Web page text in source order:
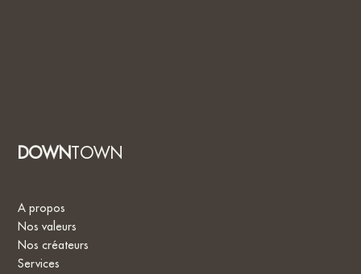
DOWNTOWN
A propos
Nos valeurs
Nos créateurs
Services